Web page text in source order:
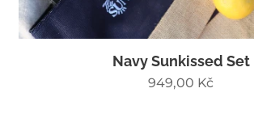
Navy Sunkissed Set
949,00 Kč